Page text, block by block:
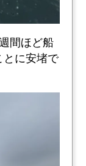
間ほど船
とに安堵で